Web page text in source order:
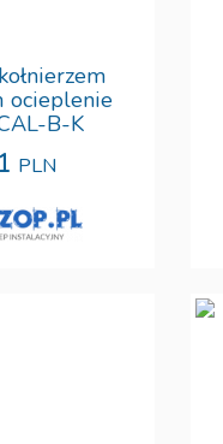
ocieplenie
B-K
PLN